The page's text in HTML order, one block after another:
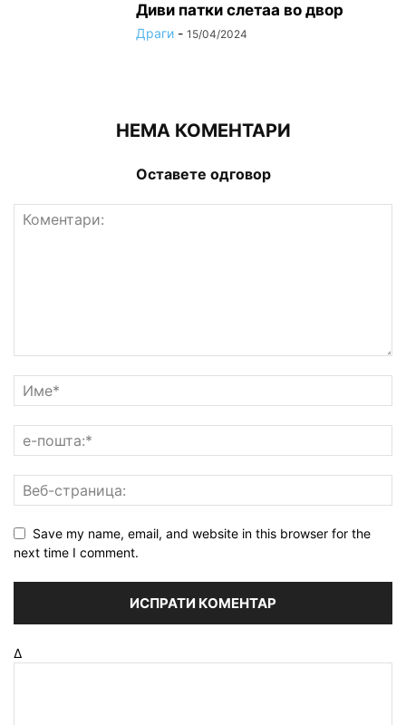
Диви патки слетаа во двор
Драги - 15/04/2024
НЕМА КОМЕНТАРИ
Оставете одговор
Save my name, email, and website in this browser for the
next time I comment.
Δ